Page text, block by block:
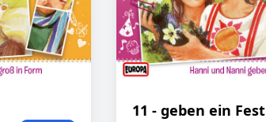
11 - geben ein Fest